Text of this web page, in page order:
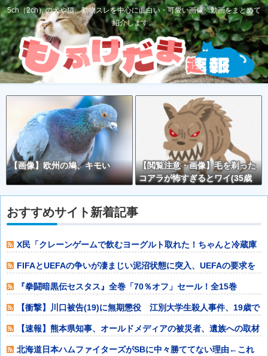
5ch（2ch）の犬や猫、動物スレを中心に面白い・可愛い画像、動画をまとめて
紹介します。
【画像】欧州の鳩、キモい
【閲覧注意・画像】毛を剃った
コアラが怖すぎるとワイ(35歳
おすすめサイト新着記事
X民「クレーンゲームで飲むヨーグルト取れた！ちゃんと冷蔵庫
FIFAとUEFAの争いが凄まじい泥沼状態に突入、UEFAの要求を
呑んだ
『拳闘暗黒伝セスタス』全巻「70％オフ」セール！全15巻
「11,385円
【衝撃】川口被告(19)に無期懲役 江別大学生殺人事件、19歳で
取り返し
【速報】熊本県知事、オールドメディアの被災者、遺族への取材
に怒り「極めて
北海道日本ハムファイターズがSBに中々勝ててない理由←これ